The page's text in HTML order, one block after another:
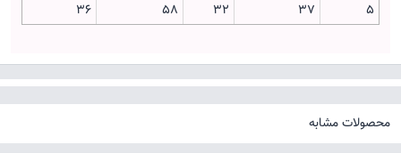
۵
۳۷ ۳۲ ۵۸ ۳۶
محصولات مشابه